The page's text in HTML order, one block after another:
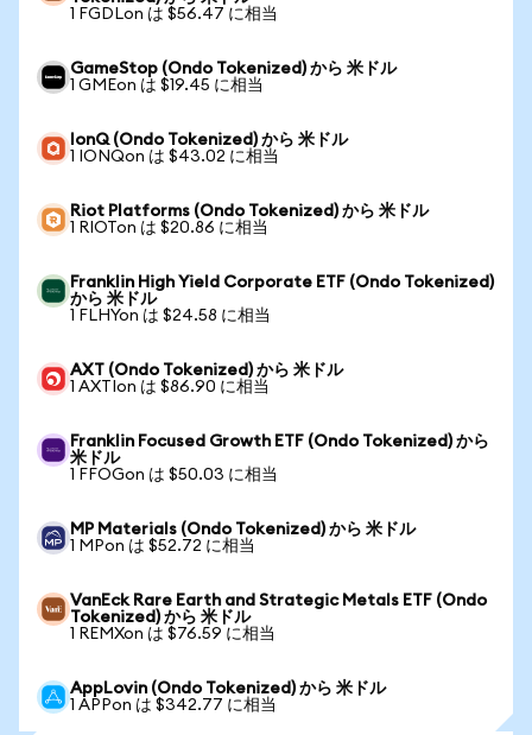
1 FGDLon は $56.47 に相当
GameStop (Ondo Tokenized) から 米ドル
1 GMEon は $19.45 に相当
IonQ (Ondo Tokenized) から 米ドル
1 IONQon は $43.02 に相当
Riot Platforms (Ondo Tokenized) から 米ドル
1 RIOTon は $20.86 に相当
Franklin High Yield Corporate ETF (Ondo Tokenized)
から 米ドル
1 FLHYon は $24.58 に相当
AXT (Ondo Tokenized) から 米ドル
1 AXTIon は $86.90 に相当
Franklin Focused Growth ETF (Ondo Tokenized) から
米ドル
1 FFOGon は $50.03 に相当
MP Materials (Ondo Tokenized) から 米ドル
1 MPon は $52.72 に相当
VanEck Rare Earth and Strategic Metals ETF (Ondo
Tokenized) から 米ドル
1 REMXon は $76.59 に相当
AppLovin (Ondo Tokenized) から 米ドル
1 APPon は $342.77 に相当